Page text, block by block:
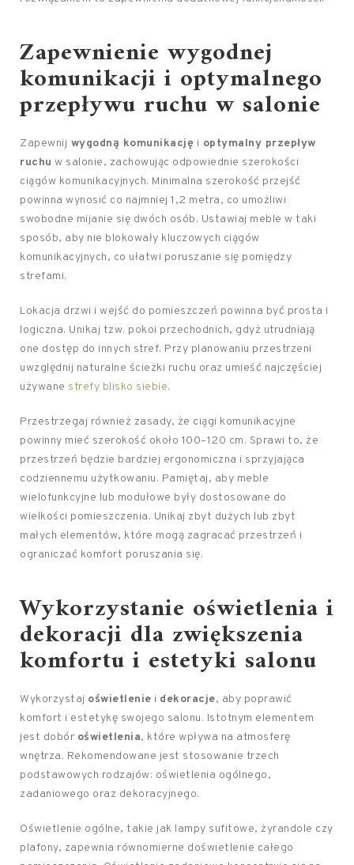
Zapewnienie wygodnej
komunikacji i optymalnego
przepływu ruchu w salonie
Zapewnij wygodną komunikację i optymalny przepływ
ruchu w salonie, zachowując odpowiednie szerokości
ciągów komunikacyjnych. Minimalna szerokość przejść
powinna wynosić co najmniej 1,2 metra, co umożliwi
swobodne mijanie się dwóch osób. Ustawiaj meble w taki
sposób, aby nie blokowały kluczowych ciągów
komunikacyjnych, co ułatwi poruszanie się pomiędzy
strefami.
Lokacja drzwi i wejść do pomieszczeń powinna być prosta i
logiczna. Unikaj tzw. pokoi przechodnich, gdyż utrudniają
one dostęp do innych stref. Przy planowaniu przestrzeni
uwzględnij naturalne ścieżki ruchu oraz umieść najczęściej
używane strefy blisko siebie.
Przestrzegaj również zasady, że ciągi komunikacyjne
powinny mieć szerokość około 100–120 cm. Sprawi to, że
przestrzeń będzie bardziej ergonomiczna i sprzyjająca
codziennemu użytkowaniu. Pamiętaj, aby meble
wielofunkcyjne lub modułowe były dostosowane do
wielkości pomieszczenia. Unikaj zbyt dużych lub zbyt
małych elementów, które mogą zagracać przestrzeń i
ograniczać komfort poruszania się.
Wykorzystanie oświetlenia i
dekoracji dla zwiększenia
komfortu i estetyki salonu
Wykorzystaj oświetlenie i dekoracje, aby poprawić
komfort i estetykę swojego salonu. Istotnym elementem
jest dobór oświetlenia, które wpływa na atmosferę
wnętrza. Rekomendowane jest stosowanie trzech
podstawowych rodzajów: oświetlenia ogólnego,
zadaniowego oraz dekoracyjnego.
Oświetlenie ogólne, takie jak lampy sufitowe, żyrandole czy
plafony, zapewnia równomierne doświetlenie całego